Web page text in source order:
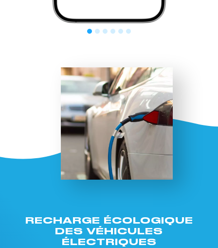
RECHARGE ÉCOLOGIQUE
DES VÉHICULES
ÉLECTRIQUES